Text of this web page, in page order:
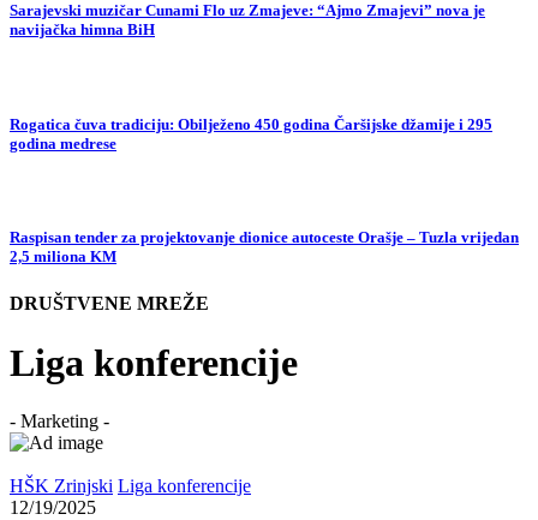
Sarajevski muzičar Cunami Flo uz Zmajeve: “Ajmo Zmajevi” nova je
navijačka himna BiH
Rogatica čuva tradiciju: Obilježeno 450 godina Čaršijske džamije i 295
godina medrese
Raspisan tender za projektovanje dionice autoceste Orašje – Tuzla vrijedan
2,5 miliona KM
DRUŠTVENE MREŽE
Liga konferencije
- Marketing -
HŠK Zrinjski Liga konferencije
12/19/2025